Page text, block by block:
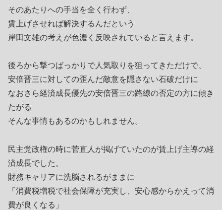
そのあたりへの手当を全く行わず、
賃上げさせれば解決するんだという
岸田文雄の考えが色濃く反映されていると言えます。
後ろから撃つばっかりで人気取りを狙ってきただけで、
安倍晋三に対しての歪んだ敵意を隠さない石破だけに
なおさら経済成長優先の安倍晋三の路線の否定の方に傾き
たがる
そんな事情もあるのかもしれません。
民主党政権の時に菅直人が掲げていたのが賃上げ主導の経
済成長でした。
財務キャリアに洗脳されるがままに
「消費税増税で社会保障が充実し、安心感からかえって消
費が良くなる」